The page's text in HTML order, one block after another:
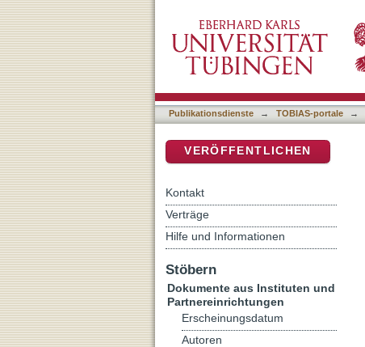
Publikationsdienste → TOBIAS-portale →
VERÖFFENTLICHEN
Kontakt
Verträge
Hilfe und Informationen
Stöbern
Dokumente aus Instituten und
Partnereinrichtungen
Erscheinungsdatum
Autoren